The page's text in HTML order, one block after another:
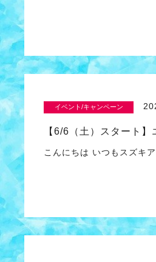
イベント/キャンペーン
【6/6（土）スタート
こんにちは いつもスズキ